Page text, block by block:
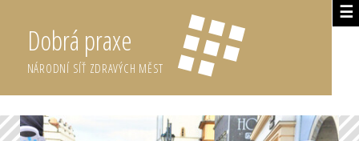
☰
Dobrá praxe
NÁRODNÍ SÍŤ ZDRAVÝCH MĚST